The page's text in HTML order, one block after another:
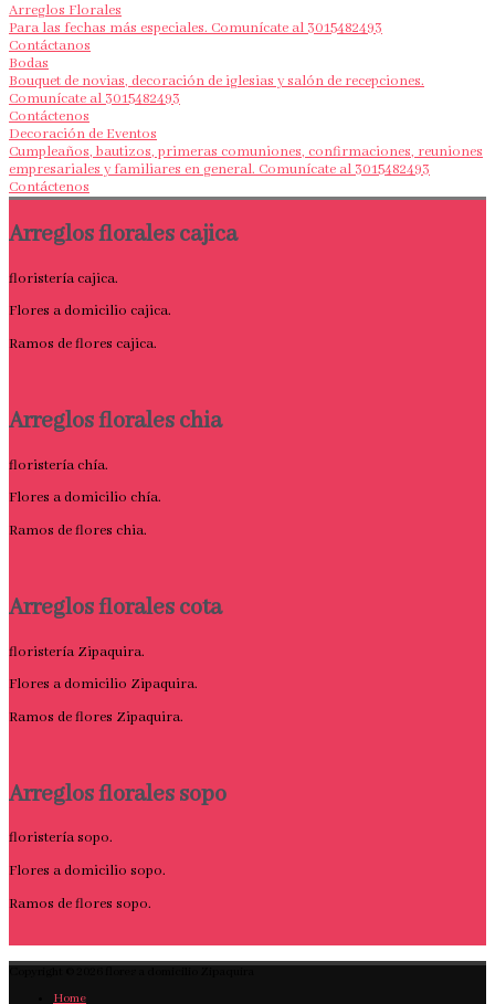
Arreglos Florales
Para las fechas más especiales. Comunícate al 3015482493
Contáctanos
Bodas
Bouquet de novias, decoración de iglesias y salón de recepciones.
Comunícate al 3015482493
Contáctenos
Decoración de Eventos
Cumpleaños, bautizos, primeras comuniones, confirmaciones, reuniones
empresariales y familiares en general. Comunícate al 3015482493
Contáctenos
Arreglos florales cajica
floristería cajica.
Flores a domicilio cajica.
Ramos de flores cajica.
Arreglos florales chia
floristería chía.
Flores a domicilio chía.
Ramos de flores chia.
Arreglos florales cota
floristería Zipaquira.
Flores a domicilio Zipaquira.
Ramos de flores Zipaquira.
Arreglos florales sopo
floristería sopo.
Flores a domicilio sopo.
Ramos de flores sopo.
Home